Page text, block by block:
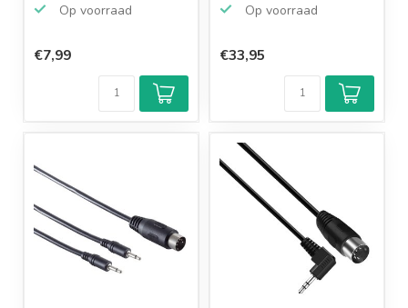
Op voorraad
€7,99
Op voorraad
€33,95